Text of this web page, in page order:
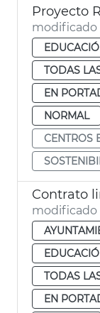
modificado
TODAS
EN
NORMAL
CENTROS
modificado
TODAS
EN